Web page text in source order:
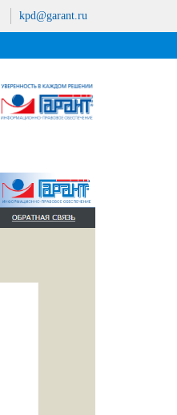
kpd@garant.ru